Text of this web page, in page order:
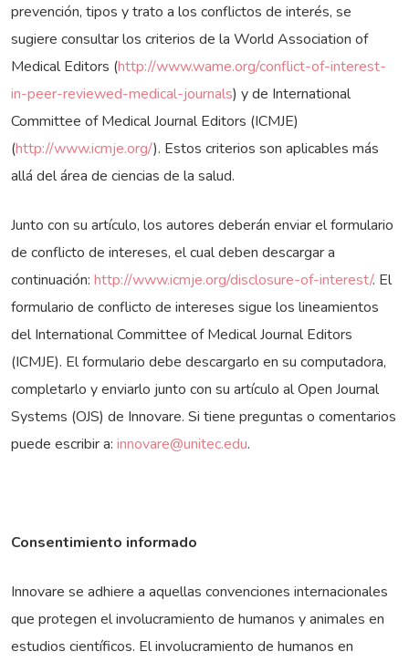
prevención, tipos y trato a los conflictos de interés, se
sugiere consultar los criterios de la World Association of
Medical Editors (http://www.wame.org/conflict-of-interest-
in-peer-reviewed-medical-journals) y de International
Committee of Medical Journal Editors (ICMJE)
(http://www.icmje.org/). Estos criterios son aplicables más
allá del área de ciencias de la salud.
Junto con su artículo, los autores deberán enviar el formulario
de conflicto de intereses, el cual deben descargar a
continuación: http://www.icmje.org/disclosure-of-interest/. El
formulario de conflicto de intereses sigue los lineamientos
del International Committee of Medical Journal Editors
(ICMJE). El formulario debe descargarlo en su computadora,
completarlo y enviarlo junto con su artículo al Open Journal
Systems (OJS) de Innovare. Si tiene preguntas o comentarios
puede escribir a: innovare@unitec.edu.
Consentimiento informado
Innovare se adhiere a aquellas convenciones internacionales
que protegen el involucramiento de humanos y animales en
estudios científicos. El involucramiento de humanos en